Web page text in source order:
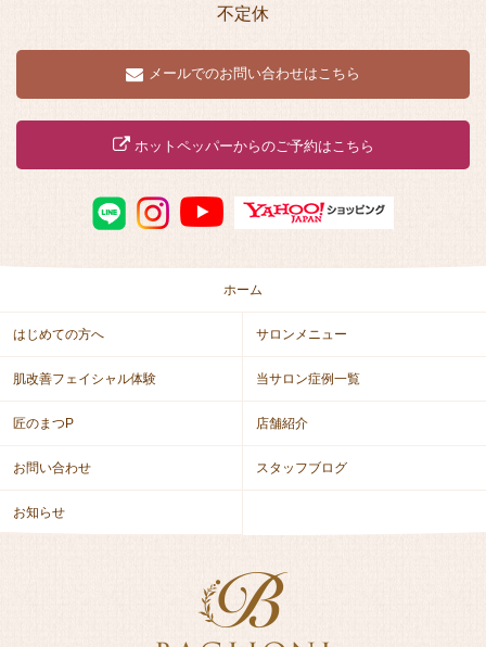
不定休
メールでのお問い合わせはこちら
ホットペッパーからのご予約はこちら
ホーム
はじめての方へ サロンメニュー
肌改善フェイシャル体験 当サロン症例一覧
匠のまつP 店舗紹介
お問い合わせ スタッフブログ
お知らせ